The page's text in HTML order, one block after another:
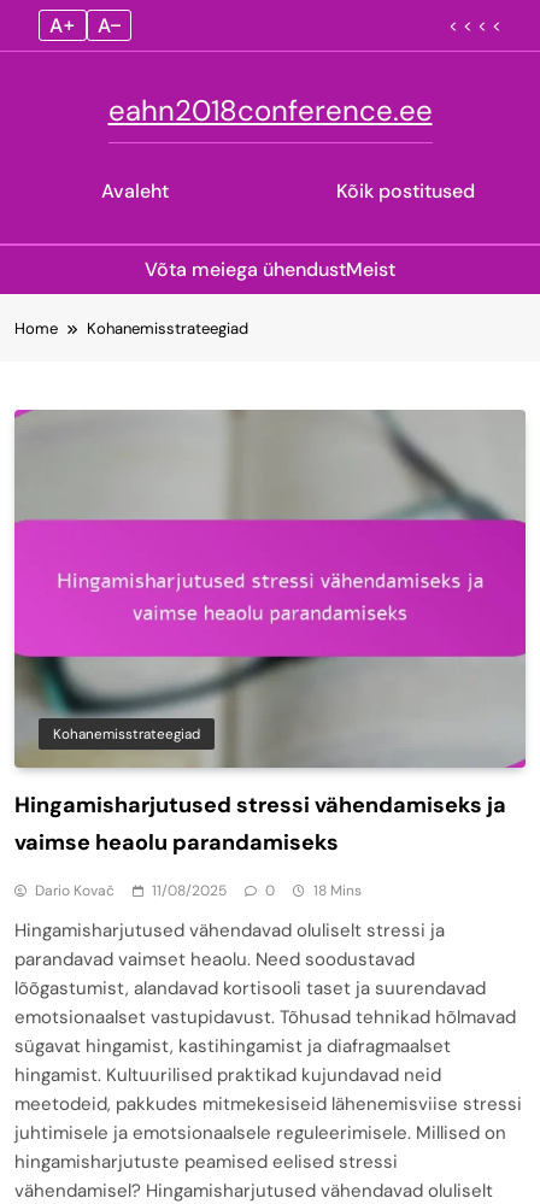
A+ A– < < < <
Avaleht
eahn2018conference.ee
Kõik postitused
Võta meiega ühendustMeist
toHome Kohanemisstrateegiad
Kohanemisstrateegiad
Hingamisharjutused stressi vähendamiseks ja
vaimse heaolu parandamiseks
Dario Kovač 11/08/2025 0 18 Mins
Hingamisharjutused vähendavad oluliselt stressi ja
parandavad vaimset heaolu. Need soodustavad
lõõgastumist, alandavad kortisooli taset ja suurendavad
emotsionaalset vastupidavust. Tõhusad tehnikad hõlmavad
sügavat hingamist, kastihingamist ja diafragmaalset
hingamist. Kultuurilised praktikad kujundavad neid
meetodeid, pakkudes mitmekesiseid lähenemisviise stressi
juhtimisele ja emotsionaalsele reguleerimisele. Millised on
hingamisharjutuste peamised eelised stressi
vähendamisel? Hingamisharjutused vähendavad oluliselt